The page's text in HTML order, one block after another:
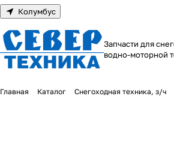
Колумбус
Запчасти для
водно-моторной
Главная Каталог Снегоходная техника, з/ч